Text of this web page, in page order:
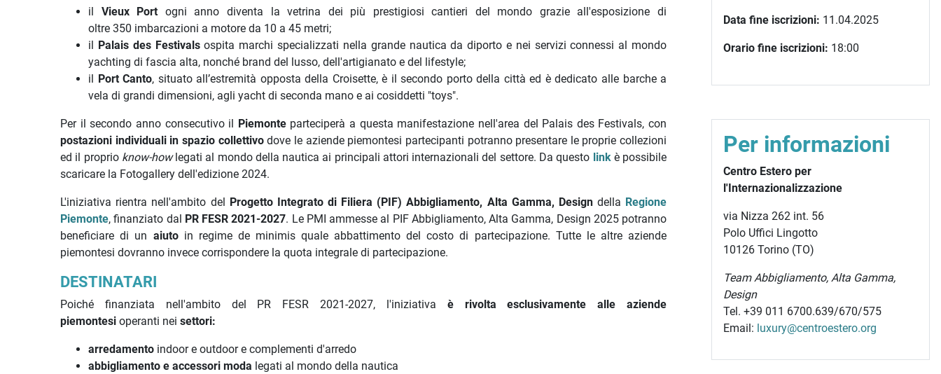
il Vieux Port ogni anno diventa la vetrina dei più prestigiosi cantieri del mondo grazie all'esposizione di
oltre 350 imbarcazioni a motore da 10 a 45 metri;
il
Palais des Festivalsospita marchi specializzati nella grande nautica da diporto e nei servizi connessi al mondo
yachting di fascia alta, nonché brand del lusso, dell'artigianato e del lifestyle;
il
Port Canto, situato all’estremità opposta della Croisette, è il secondo porto della città ed è dedicato alle barche a
vela di grandi dimensioni, agli yacht di seconda mano e ai cosiddetti "toys".
Per il secondo anno consecutivo il Piemonteparteciperà a questa manifestazione nell'area del Palais des Festivals, con
postazioni individuali in spazio collettivodove le aziende piemontesi partecipanti potranno presentare le proprie collezioni
ed il proprio know-how legati al mondo della nautica ai principali attori internazionali del settore. Da questo link è possibile
scaricare la Fotogallery dell'edizione 2024.
L'iniziativa rientra nell'ambito del Progetto Integrato di Filiera (PIF) Abbigliamento, Alta Gamma, Designdella Regione
Piemonte, finanziato dal PR FESR 2021-2027. Le PMI ammesse al PIF Abbigliamento, Alta Gamma, Design 2025 potranno
beneficiare di un aiutoin regime de minimis quale abbattimento del costo di partecipazione. Tutte le altre aziende
piemontesi dovranno invece corrispondere la quota integrale di partecipazione.
DESTINATARI
Poiché finanziata nell'ambito del PR FESR 2021-2027, l'iniziativa è rivolta esclusivamente alle aziende
piemontesioperanti nei settori:
arredamento indoor e outdoor e complementi d'arredo
abbigliamento e accessori moda legati al mondo della nautica
Data fine iscrizioni: 11.04.2025
Orario fine iscrizioni: 18:00
Per informazioni
Centro Estero per
l'Internazionalizzazione
via Nizza 262 int. 56
Polo Uffici Lingotto
10126 Torino (TO)
Team Abbigliamento, Alta Gamma,
Design
Tel. +39 011 6700.639/670/575
Email: luxury@centroestero.org